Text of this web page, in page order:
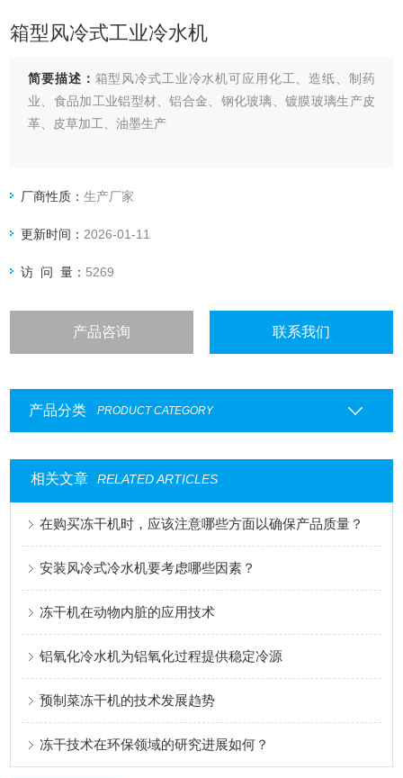
箱型风冷式工业冷水机
简要描述： 箱型风冷式工业冷水机可应用化工、造纸、制药
业、食品加工业铝型材、铝合金、钢化玻璃、镀膜玻璃生产皮
革、皮草加工、油墨生产
厂商性质：生产厂家
更新时间： 2026-01-11
访 问 量： 5269
产品咨询 联系我们
产品分类 PRODUCT CATEGORY
相关文章 RELATED ARTICLES
在购买冻干机时，应该注意哪些方面以确保产品质量？
安装风冷式冷水机要考虑哪些因素？
冻干机在动物内脏的应用技术
铝氧化冷水机为铝氧化过程提供稳定冷源
预制菜冻干机的技术发展趋势
冻干技术在环保领域的研究进展如何？